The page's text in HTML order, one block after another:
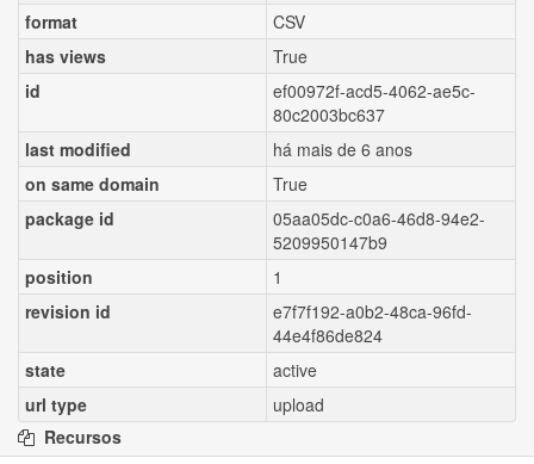
format
CSV
has views
True
id
ef00972f-acd5-4062-ae5c-
80c2003bc637
last modified
há mais de 6 anos
on same domain
True
package id
05aa05dc-c0a6-46d8-94e2-
5209950147b9
position
1
revision id
e7f7f192-a0b2-48ca-96fd-
44e4f86de824
state
active
url type
upload
Recursos